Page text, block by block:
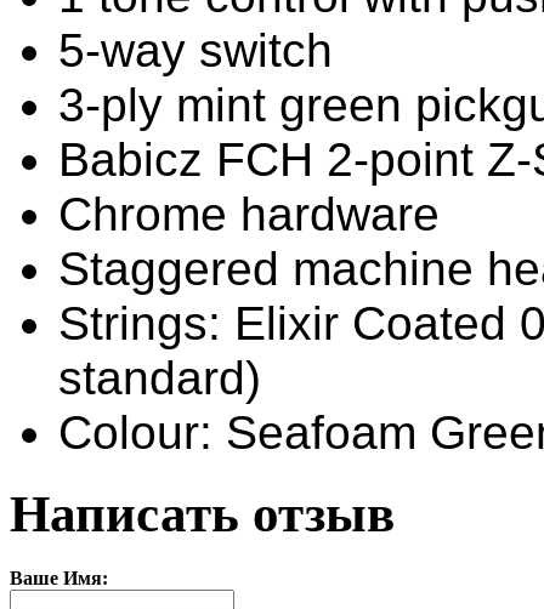
5-way switch
3-ply mint green
Babicz FCH 2-point
Chrome hardware
Staggered machine
Strings: Elixir Coated
standard)
Colour: Seafoam
Написать отзыв
Ваше Имя: